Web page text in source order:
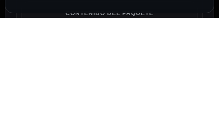
CONTENIDO DEL PAQUETE